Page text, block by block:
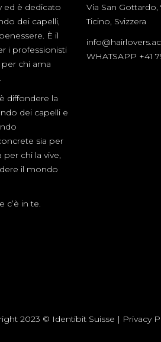
ed è dedicato
dei capelli,
È il
i professionisti
per chi ama
diffondere la
dei capelli e
sia per
per chi la vive,
il mondo
c’è in te.
Via San Gottardo,
Ticino, Svizzera
WHATSAPP +41
2023 © Identibit Suisse | Privacy